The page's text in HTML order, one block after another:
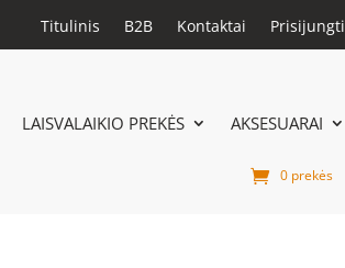
Titulinis B2B Kontaktai Prisijungti
LAISVALAIKIO PREKĖS AKSESUARAI
0 prekės